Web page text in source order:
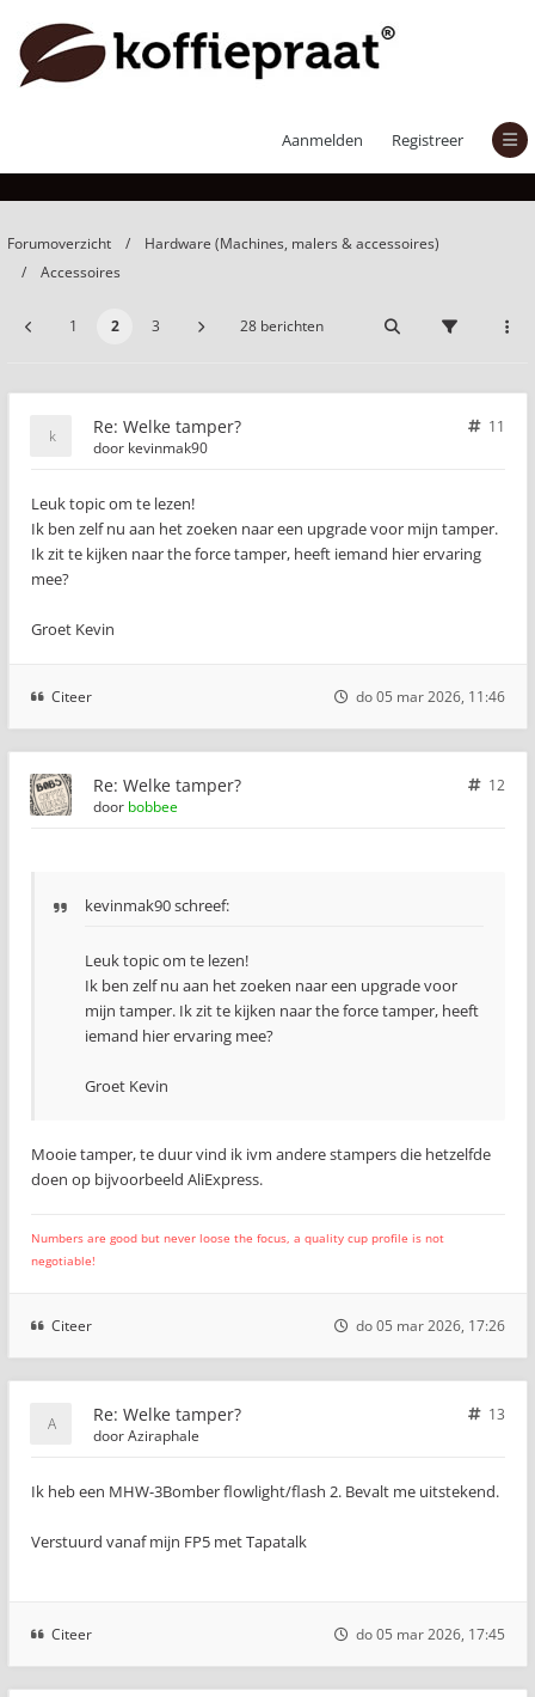
Aanmelden Registreer
Forumoverzicht
Hardware (Machines, malers & accessoires)
Accessoires
1 2 3 28 berichten
Re: Welke tamper?
11
door kevinmak90
Leuk topic om te lezen!
Ik ben zelf nu aan het zoeken naar een upgrade voor mijn tamper.
Ik zit te kijken naar the force tamper, heeft iemand hier ervaring
mee?
Groet Kevin
Citeer do 05 mar 2026, 11:46
Re: Welke tamper?
12
door bobbee
kevinmak90 schreef:
Leuk topic om te lezen!
Ik ben zelf nu aan het zoeken naar een upgrade voor
mijn tamper. Ik zit te kijken naar the force tamper, heeft
iemand hier ervaring mee?
Groet Kevin
Mooie tamper, te duur vind ik ivm andere stampers die hetzelfde
doen op bijvoorbeeld AliExpress.
Numbers are good but never loose the focus, a quality cup profile is not
negotiable!
Citeer do 05 mar 2026, 17:26
Re: Welke tamper?
13
doorAziraphale
Ik heb een MHW-3Bomber flowlight/flash 2. Bevalt me uitstekend.
Verstuurd vanaf mijn FP5 met Tapatalk
Citeer do 05 mar 2026, 17:45